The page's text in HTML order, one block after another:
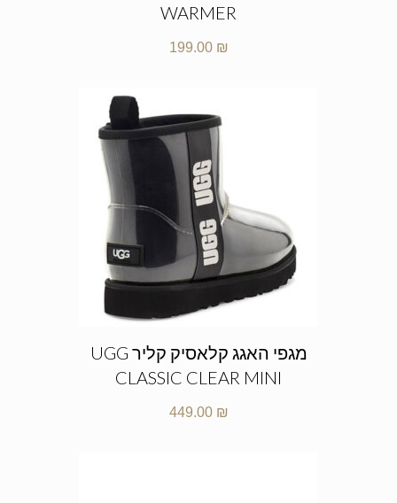
WARMER
199.00 ₪
מגפי האגג קלאסיק קליר UGG
CLASSIC CLEAR MINI
449.00 ₪